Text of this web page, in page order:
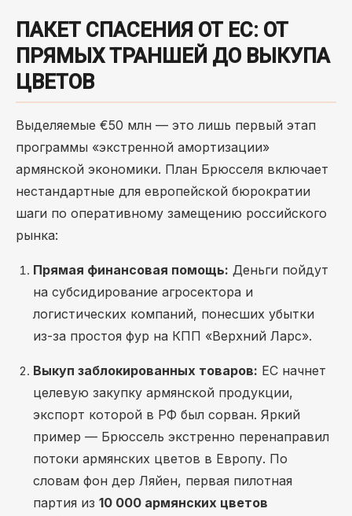
ПАКЕТ СПАСЕНИЯ ОТ ЕС: ОТ
ПРЯМЫХ ТРАНШЕЙ ДО ВЫКУПА
ЦВЕТОВ
Выделяемые €50 млн — это лишь первый этап
программы «экстренной амортизации»
армянской экономики. План Брюсселя включает
нестандартные для европейской бюрократии
шаги по оперативному замещению российского
рынка:
Прямая финансовая помощь: Деньги пойдут
на субсидирование агросектора и
логистических компаний, понесших убытки
из-за простоя фур на КПП «Верхний Ларс».
Выкуп заблокированных товаров: ЕС начнет
целевую закупку армянской продукции,
экспорт которой в РФ был сорван. Яркий
пример — Брюссель экстренно перенаправил
потоки армянских цветов в Европу. По
словам фон дер Ляйен, первая пилотная
партия из 10 000 армянских цветов